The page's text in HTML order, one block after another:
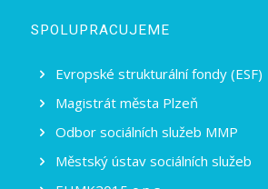
SPOLUPRACUJEME
Evropské strukturální fondy (ESF)
Magistrát města Plzeň
Odbor sociálních služeb MMP
Městský ústav sociálních služeb